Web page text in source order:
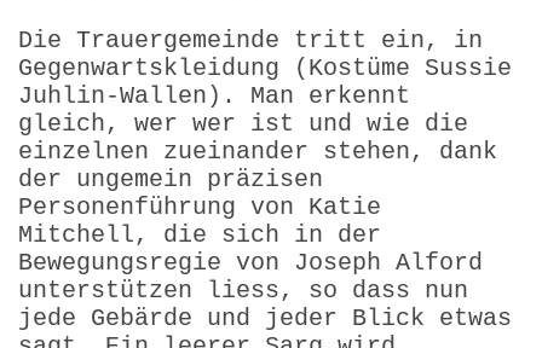
Die Trauergemeinde tritt ein, in
Gegenwartskleidung (Kostüme Sussie
Juhlin-Wallen). Man erkennt
gleich, wer wer ist und wie die
einzelnen zueinander stehen, dank
der ungemein präzisen
Personenführung von Katie
Mitchell, die sich in der
Bewegungsregie von Joseph Alford
unterstützen liess, so dass nun
jede Gebärde und jeder Blick etwas